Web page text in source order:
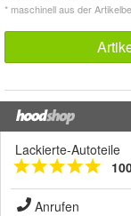
* maschinell aus der
Lackierte-Autoteile
Anrufen